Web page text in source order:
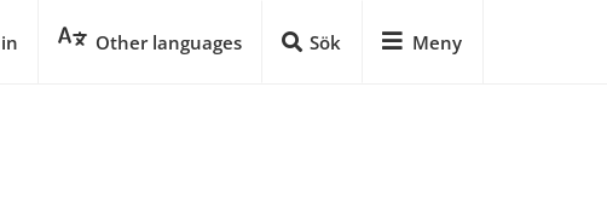
Other languages Sök Meny